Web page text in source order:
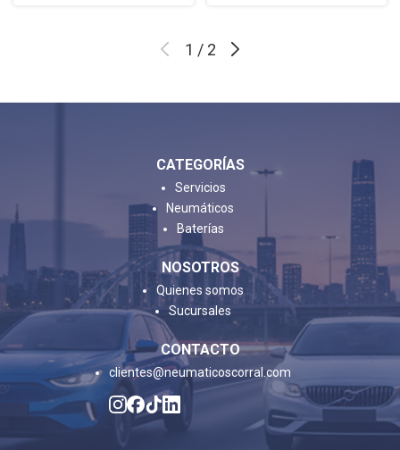
1 / 2
CATEGORÍAS
Servicios
Neumáticos
Baterías
NOSOTROS
Quienes somos
Sucursales
CONTACTO
clientes@neumaticoscorral.com